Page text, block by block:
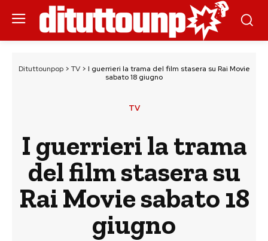
Dituttounpop> TV> I guerrieri la trama del film stasera su Rai Movie
sabato 18 giugno
TV
I guerrieri la trama
del film stasera su
Rai Movie sabato 18
giugno